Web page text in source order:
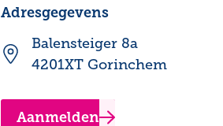
Adresgegevens
Balensteiger 8a
4201XT Gorinchem
Aanmelden